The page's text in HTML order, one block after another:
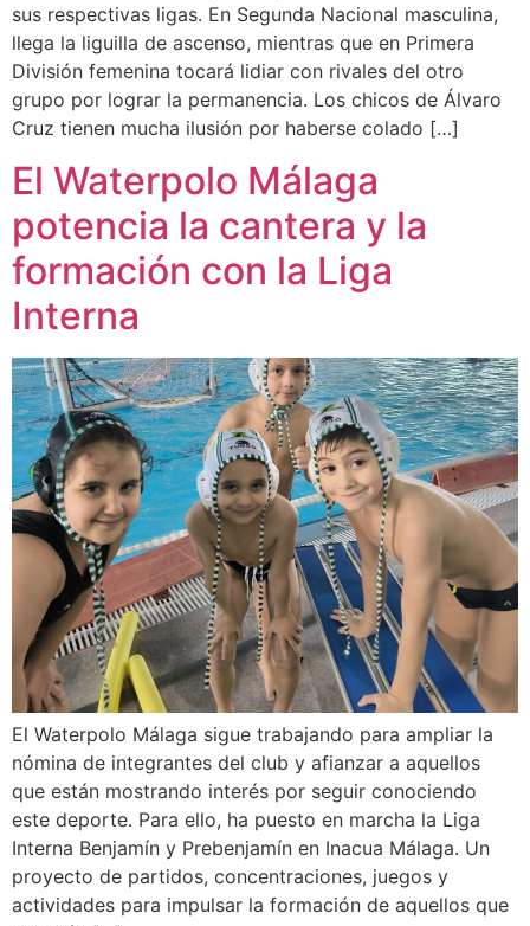
sus respectivas ligas. En Segunda Nacional masculina,
llega la liguilla de ascenso, mientras que en Primera
División femenina tocará lidiar con rivales del otro
grupo por lograr la permanencia. Los chicos de Álvaro
Cruz tienen mucha ilusión por haberse colado […]
El Waterpolo Málaga
potencia la cantera y la
formación con la Liga
Interna
El Waterpolo Málaga sigue trabajando para ampliar la
nómina de integrantes del club y afianzar a aquellos
que están mostrando interés por seguir conociendo
este deporte. Para ello, ha puesto en marcha la Liga
Interna Benjamín y Prebenjamín en Inacua Málaga. Un
proyecto de partidos, concentraciones, juegos y
actividades para impulsar la formación de aquellos que